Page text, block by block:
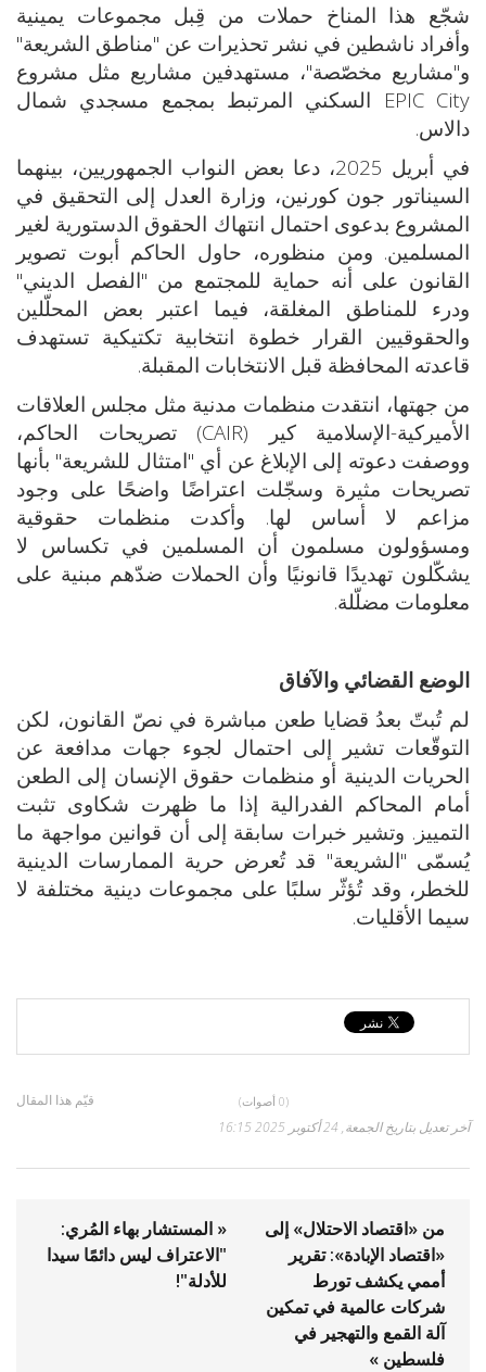
شجّع هذا المناخ حملات من قِبل مجموعات يمينية
وأفراد ناشطين في نشر تحذيرات عن "مناطق الشريعة"
و"مشاريع مخصّصة"، مستهدفين مشاريع مثل مشروع
EPIC City السكني المرتبط بمجمع مسجدي شمال
دالاس.
في أبريل 2025، دعا بعض النواب الجمهوريين، بينهما
السيناتور جون كورنين، وزارة العدل إلى التحقيق في
المشروع بدعوى احتمال انتهاك الحقوق الدستورية لغير
المسلمين. ومن منظوره، حاول الحاكم أبوت تصوير
القانون على أنه حماية للمجتمع من "الفصل الديني"
ودرء للمناطق المغلقة، فيما اعتبر بعض المحلّلين
والحقوقيين القرار خطوة انتخابية تكتيكية تستهدف
قاعدته المحافظة قبل الانتخابات المقبلة.
من جهتها، انتقدت منظمات مدنية مثل مجلس العلاقات
الأميركية-الإسلامية كير (CAIR) تصريحات الحاكم،
ووصفت دعوته إلى الإبلاغ عن أي "امتثال للشريعة" بأنها
تصريحات مثيرة وسجّلت اعتراضًا واضحًا على وجود
مزاعم لا أساس لها. وأكدت منظمات حقوقية
ومسؤولون مسلمون أن المسلمين في تكساس لا
يشكّلون تهديدًا قانونيًا وأن الحملات ضدّهم مبنية على
معلومات مضلّلة.
الوضع القضائي والآفاق
لم تُبتّ بعدُ قضايا طعن مباشرة في نصّ القانون، لكن
التوقّعات تشير إلى احتمال لجوء جهات مدافعة عن
الحريات الدينية أو منظمات حقوق الإنسان إلى الطعن
أمام المحاكم الفدرالية إذا ما ظهرت شكاوى تثبت
التمييز. وتشير خبرات سابقة إلى أن قوانين مواجهة ما
يُسمّى "الشريعة" قد تُعرض حرية الممارسات الدينية
للخطر، وقد تُؤثّر سلبًا على مجموعات دينية مختلفة لا
سيما الأقليات.
قيّم هذا المقال (0 أصوات)
آخر تعديل بتاريخ الجمعة, 24 أكتوبر 2025 16:15
« المستشار بهاء المُري:
"الاعتراف ليس دائمًا سيدا
للأدلة"!
من «اقتصاد الاحتلال» إلى
«اقتصاد الإبادة»: تقرير
أممي يكشف تورط
شركات عالمية في تمكين
آلة القمع والتهجير في
فلسطين »